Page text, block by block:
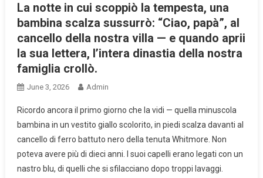
La notte in cui scoppiò la tempesta, una
bambina scalza sussurrò: “Ciao, papà”, al
cancello della nostra villa — e quando aprii
la sua lettera, l’intera dinastia della nostra
famiglia crollò.
June 3, 2026 Admin
Ricordo ancora il primo giorno che la vidi — quella minuscola
bambina in un vestito giallo scolorito, in piedi scalza davanti al
cancello di ferro battuto nero della tenuta Whitmore. Non
poteva avere più di dieci anni. I suoi capelli erano legati con un
nastro blu, di quelli che si sfilacciano dopo troppi lavaggi.